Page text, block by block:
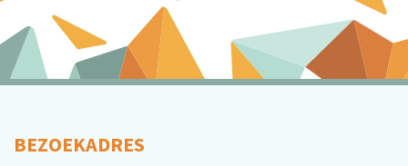
BEZOEKADRES